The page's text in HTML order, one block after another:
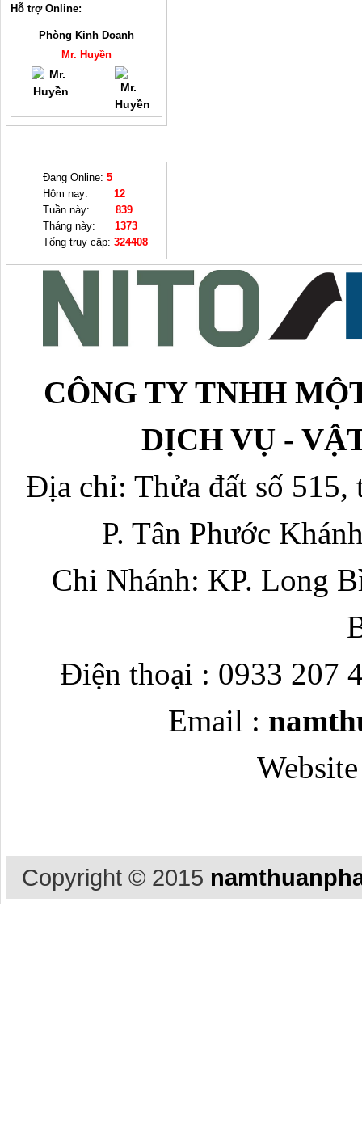
Hỗ trợ Online:
Phòng Kinh Doanh
Mr. Huyền
Đang Online: 5
Hôm nay: 12
Tuần này: 839
Tháng này: 1373
Tổng truy cập: 324408
CÔNG TY TNHH
DỊCH VỤ -
Địa chỉ: Thửa đất số
P. Tân Phước
Chi Nhánh: KP. Long
Điện thoại : 0933 207
Email :
Copyright © 2015